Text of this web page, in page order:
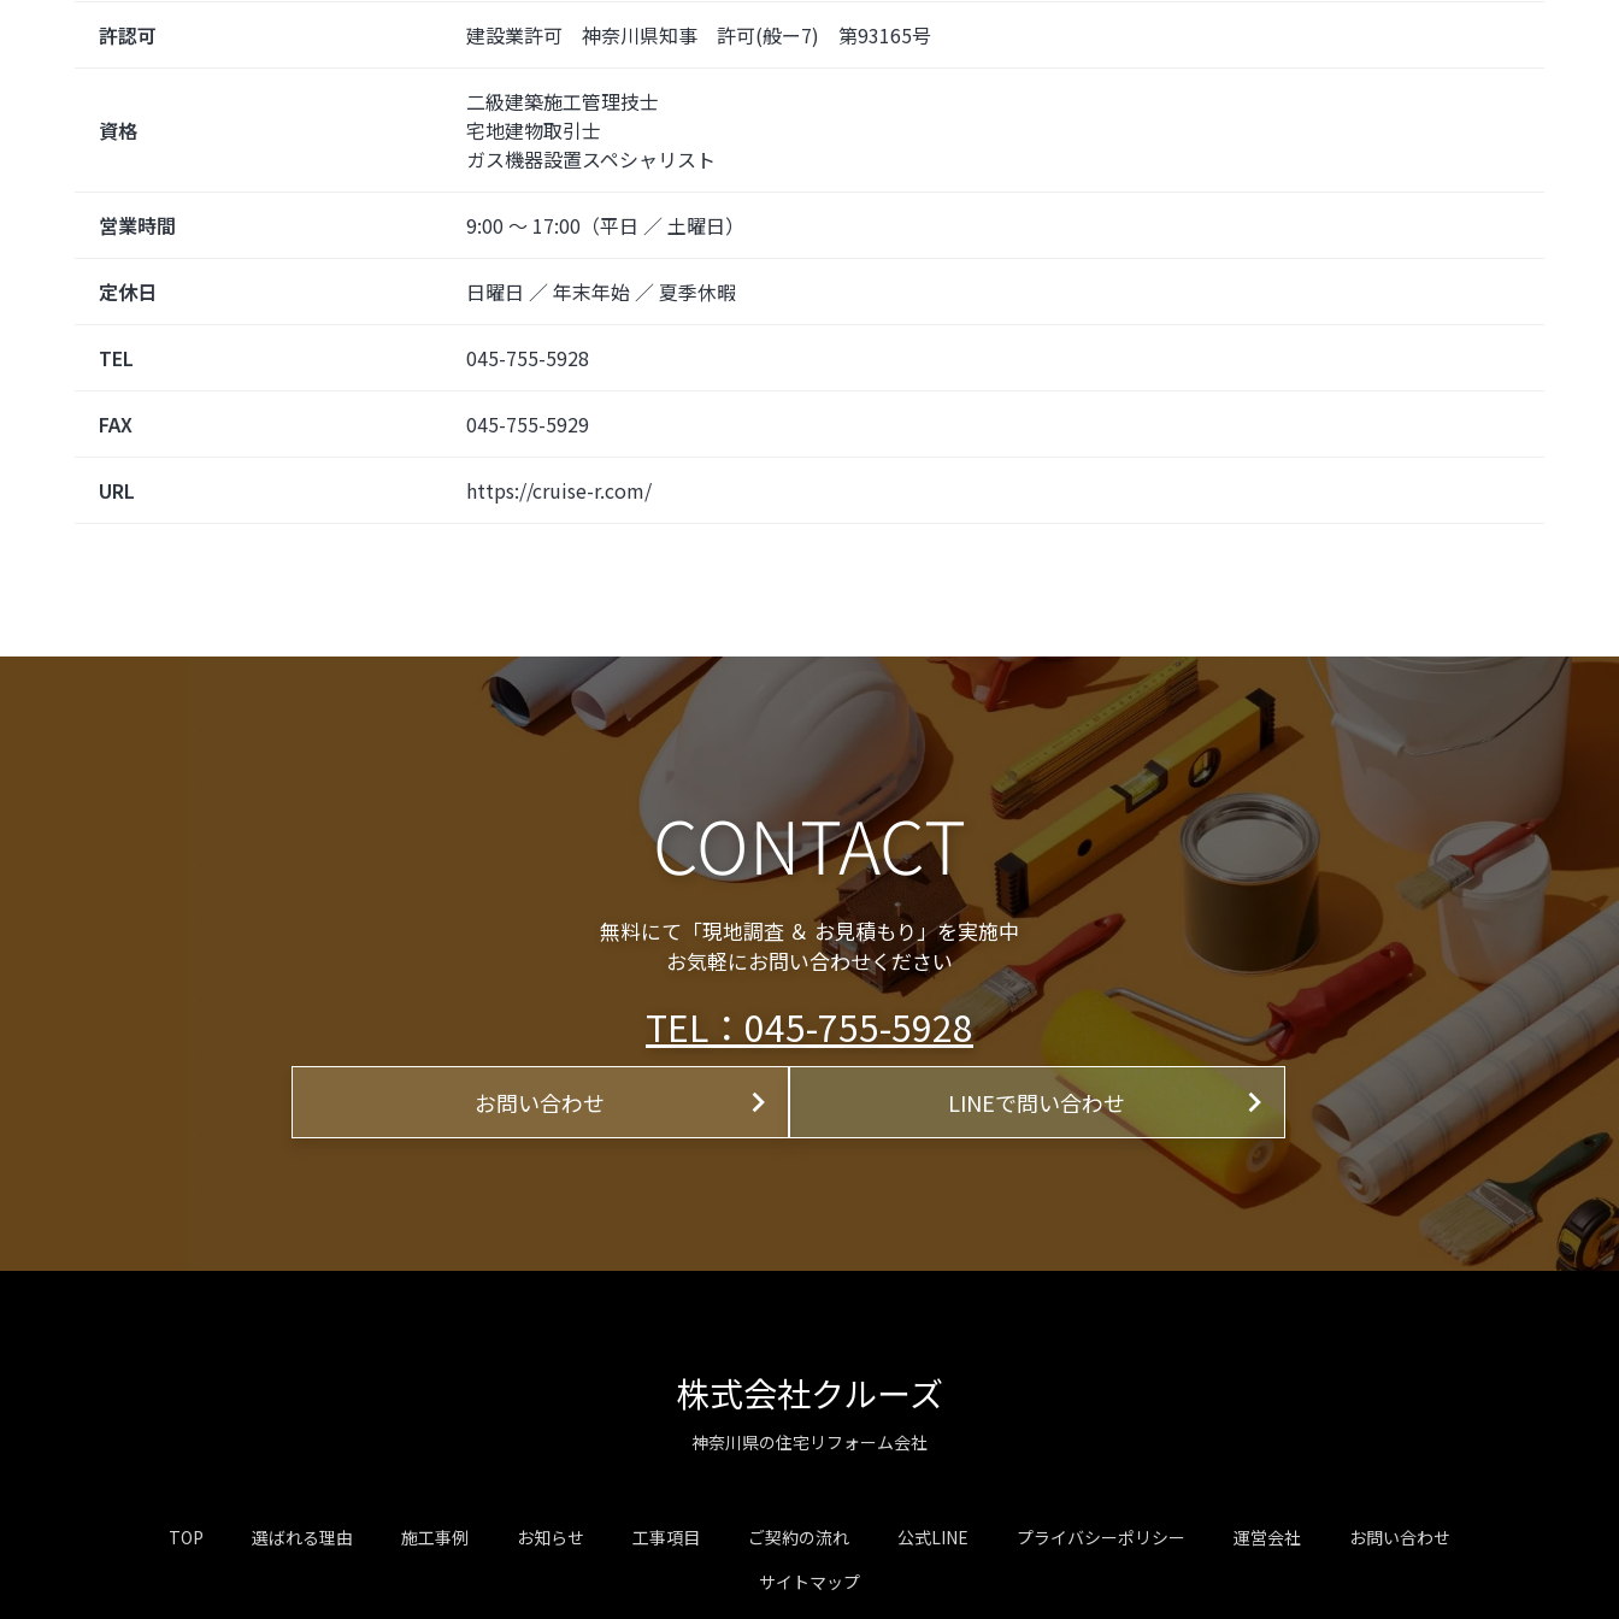
許認可 建設業許可　神奈川県知事　許可(般ー7)　第93165号
資格
二級建築施工管理技士
宅地建物取引士
ガス機器設置スペシャリスト
営業時間 9:00 ～ 17:00（平日 ／ 土曜日）
定休日 日曜日 ／ 年末年始 ／ 夏季休暇
TEL 045-755-5928
FAX 045-755-5929
URL https://cruise-r.com/
CONTACT
無料にて「現地調査 ＆ お見積もり」を実施中
お気軽にお問い合わせください
TEL：045-755-5928
お問い合わせ LINEで問い合わせ
株式会社クルーズ
神奈川県の住宅リフォーム会社
TOP 選ばれる理由 施工事例 お知らせ 工事項目 ご契約の流れ 公式LINE プライバシーポリシー 運営会社
お問い合わせ
サイトマップ